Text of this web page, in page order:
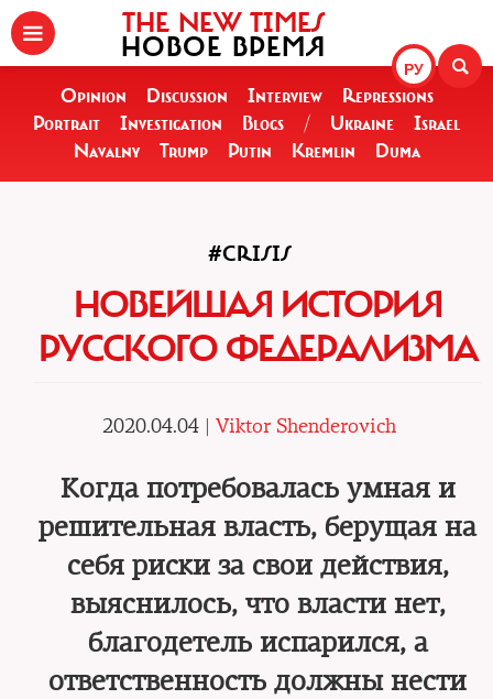
РУ
THE NEW TIMES
НОВОЕ ВРЕМЯ
Opinion Discussion Interview
Repressions
Portrait
Investigation Blogs / Ukraine
Israel
Navalny
Trump Putin Kremlin Duma
#CRISIS
НОВЕЙШАЯ ИСТОРИЯ
РУССКОГО ФЕДЕРАЛИЗМА
2020.04.04 | Viktor Shenderovich
Когда потребовалась умная и
решительная власть, берущая на
себя риски за свои действия,
выяснилось, что власти нет,
благодетель испарился, а
ответственность должны нести